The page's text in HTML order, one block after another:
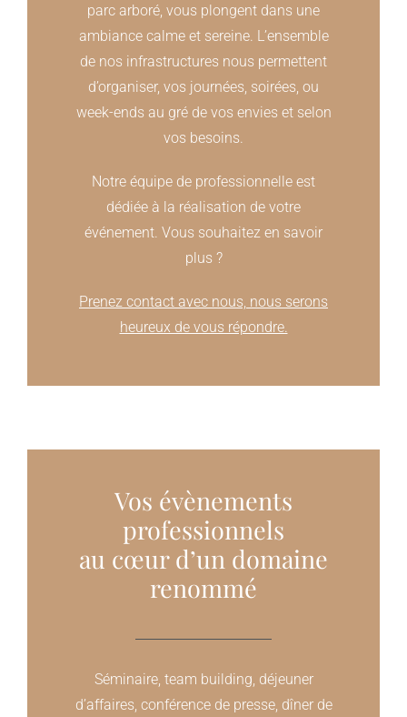
parc arboré, vous plongent dans une
ambiance calme et sereine. L’ensemble
de nos infrastructures nous permettent
d’organiser, vos journées, soirées, ou
week-ends au gré de vos envies et selon
vos besoins.
Notre équipe de professionnelle est
dédiée à la réalisation de votre
événement. Vous souhaitez en savoir
plus ?
Prenez contact avec nous, nous serons
heureux de vous répondre.
Vos évènements
professionnels
au cœur d’un domaine
renommé
Séminaire, team building, déjeuner
d’affaires, conférence de presse, dîner de